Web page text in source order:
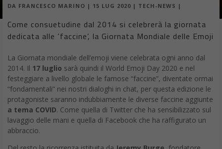
DA FRANCESCO MARINO | 15 LUG 2020 | TECH-NEWS |
Come consuetudine dal 2014 si celebrerà la giornata
dedicata alle ‘faccine’, la Giornata Mondiale delle Emoji
La Giornata mondiale dell’emoji viene celebrata ogni anno dal
2014. Il 17 luglio sarà quindi il World Emoji Day 2020 e nel
festeggiare a livello globale le famose “faccine”, diventate ormai
“fondamentali” nei nostri dialoghi in chat, per questa edizione le
protagoniste saranno indubbiamente le diverse faccine aggiunte
a tema COVID. Come quella di Twitter che ha sensibilizzato sul
lavaggio delle mani e quella di Facebook che ha raffigurato un
abbraccio.